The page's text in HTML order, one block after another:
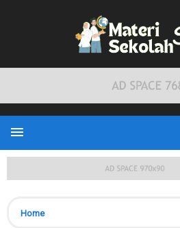

Home